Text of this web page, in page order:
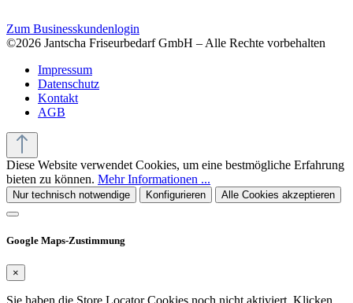
Zum Businesskundenlogin
©2026 Jantscha Friseurbedarf GmbH – Alle Rechte vorbehalten
Impressum
Datenschutz
Kontakt
AGB
Diese Website verwendet Cookies, um eine bestmögliche Erfahrung
bieten zu können. Mehr Informationen ...
Nur technisch notwendige Konfigurieren Alle Cookies akzeptieren
Google Maps-Zustimmung
×